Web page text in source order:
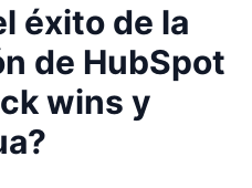
éxito de la
de HubSpot
wins y